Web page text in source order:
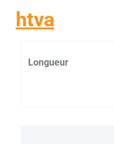
htva
Longueur